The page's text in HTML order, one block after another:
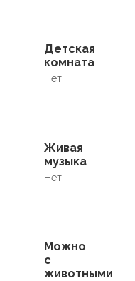
Детская
комната
Нет
Живая
музыка
Нет
Можно
с
животными